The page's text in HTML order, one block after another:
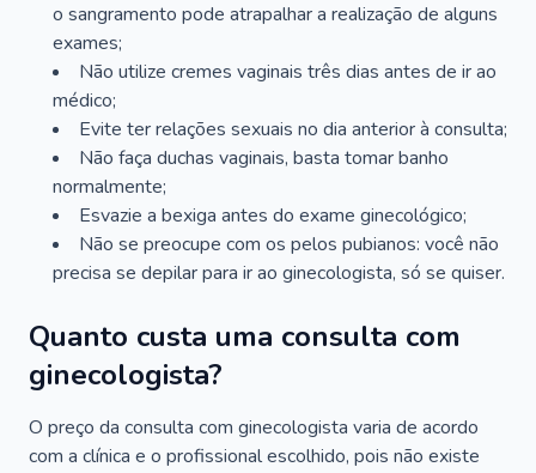
o sangramento pode atrapalhar a realização de alguns
exames;
Não utilize cremes vaginais três dias antes de ir ao
médico;
Evite ter relações sexuais no dia anterior à consulta;
Não faça duchas vaginais, basta tomar banho
normalmente;
Esvazie a bexiga antes do exame ginecológico;
Não se preocupe com os pelos pubianos: você não
precisa se depilar para ir ao ginecologista, só se quiser.
Quanto custa uma consulta com
ginecologista?
O preço da consulta com ginecologista varia de acordo
com a clínica e o profissional escolhido, pois não existe